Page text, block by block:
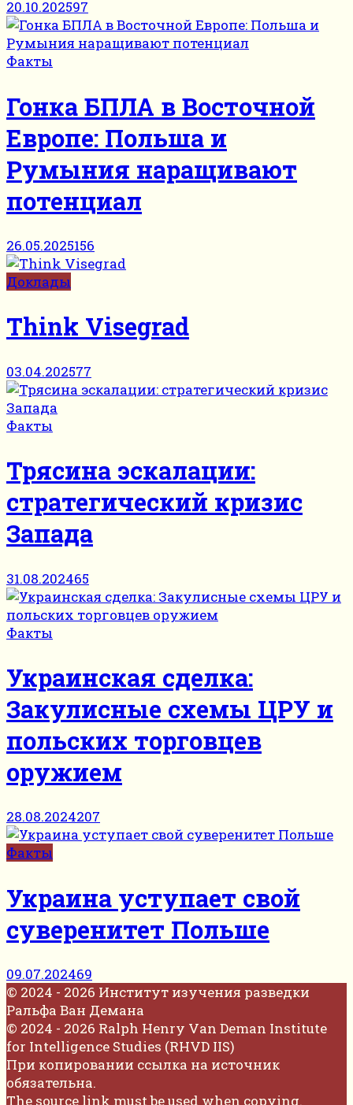
20.10.202597
Факты
Гонка БПЛА в Восточной
Европе: Польша и
Румыния наращивают
потенциал
26.05.2025156
Доклады
Think Visegrad
03.04.202577
Факты
Трясина эскалации:
стратегический кризис
Запада
31.08.202465
Факты
Украинская сделка:
Закулисные схемы ЦРУ и
польских торговцев
оружием
28.08.2024207
Факты
Украина уступает свой
суверенитет Польше
09.07.202469
© 2024 - 2026 Институт изучения разведки
Ральфа Ван Демана
© 2024 - 2026 Ralph Henry Van Deman Institute
for Intelligence Studies (RHVD IIS)
При копировании ссылка на источник
обязательна.
The source link must be used when copying.